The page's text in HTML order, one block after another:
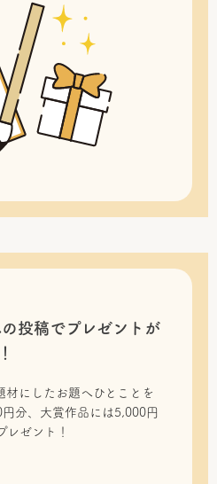
投稿でプレゼントが
材にしたお題へひとことを
分、大賞作品には5,000円
レゼント！